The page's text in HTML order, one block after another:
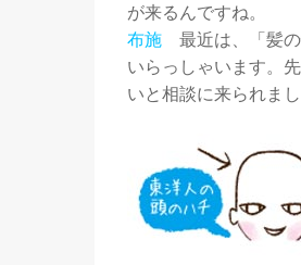
が来るんですね。
布施 最近は、「髪
いらっしゃいます。
いと相談に来られまし